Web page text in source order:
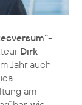
Dirk
Jahr auch
am